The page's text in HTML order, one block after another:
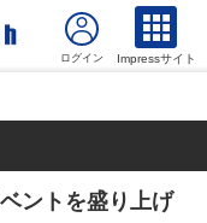
Impressサイト
ントを盛り上げ